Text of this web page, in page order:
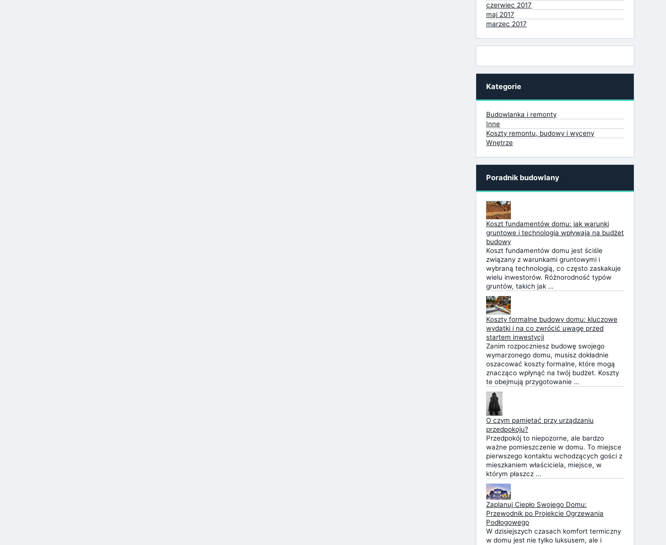
czerwiec 2017
maj 2017
marzec 2017
Kategorie
Budowlanka i remonty
Inne
Koszty remontu, budowy i wyceny
Wnętrze
Poradnik budowlany
Koszt fundamentów domu: jak warunki
gruntowe i technologia wpływają na budżet
budowy
Koszt fundamentów domu jest ściśle
związany z warunkami gruntowymi i
wybraną technologią, co często zaskakuje
wielu inwestorów. Różnorodność typów
gruntów, takich jak …
Koszty formalne budowy domu: kluczowe
wydatki i na co zwrócić uwagę przed
startem inwestycji
Zanim rozpoczniesz budowę swojego
wymarzonego domu, musisz dokładnie
oszacować koszty formalne, które mogą
znacząco wpłynąć na twój budżet. Koszty
te obejmują przygotowanie …
O czym pamiętać przy urządzaniu
przedpokoju?
Przedpokój to niepozorne, ale bardzo
ważne pomieszczenie w domu. To miejsce
pierwszego kontaktu wchodzących gości z
mieszkaniem właściciela, miejsce, w
którym płaszcz …
Zaplanuj Ciepło Swojego Domu:
Przewodnik po Projekcie Ogrzewania
Podłogowego
W dzisiejszych czasach komfort termiczny
w domu jest nie tylko luksusem, ale i